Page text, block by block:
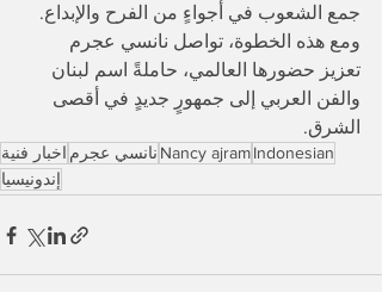
جمع الشعوب في أجواءٍ من الفرح والإبداع.
ومع هذه الخطوة، تواصل نانسي عجرم
تعزيز حضورها العالمي، حاملةً اسم لبنان
والفن العربي إلى جمهورٍ جديدٍ في أقصى
الشرق.
اخبار فنية نانسي عجرم Nancy ajramIndonesian
إندونيسيا